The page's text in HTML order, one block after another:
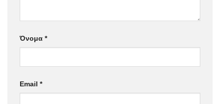
Όνομα *
Email *